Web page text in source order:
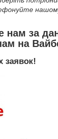
нам за
на
заявок!